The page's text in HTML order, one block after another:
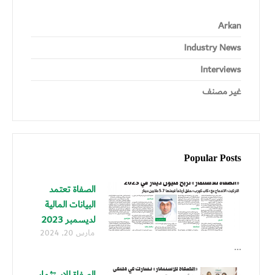
Arkan
Industry News
Interviews
غير مصنف
Popular Posts
الصفاة تعتمد
البيانات المالية
لديسمبر 2023
مارس 20, 2024
...